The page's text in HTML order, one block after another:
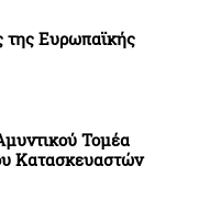
της Ευρωπαϊκής
Τομέα
Κατασκευαστών